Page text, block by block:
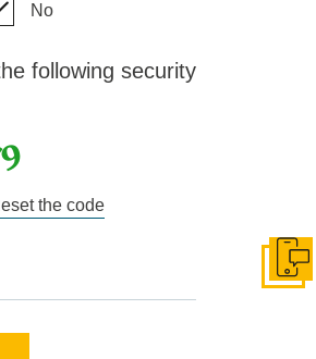
No
following security
the code
Get